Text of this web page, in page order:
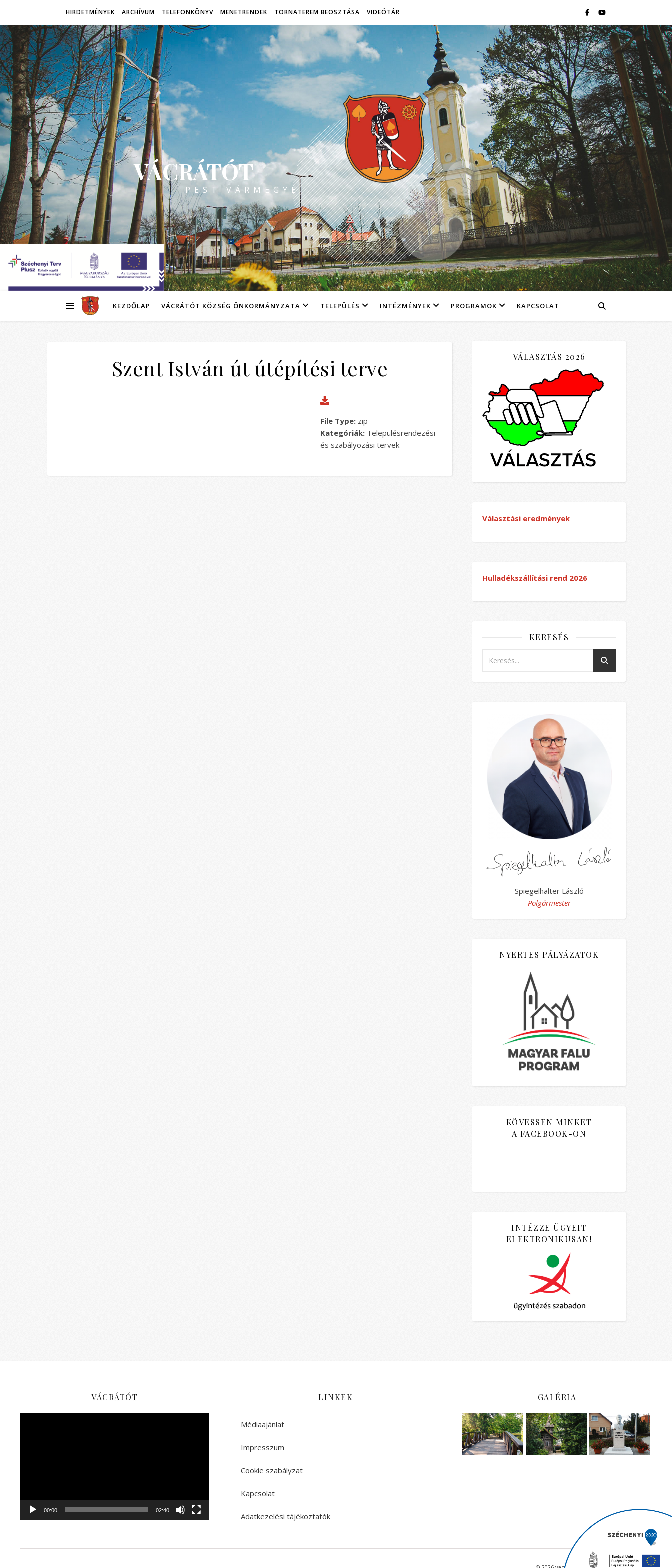
HIRDETMÉNYEK ARCHÍVUM TELEFONKÖNYV MENETRENDEK TORNATEREM BEOSZTÁSA VIDEÓTÁR
VÁCRÁTÓT
PEST VÁRMEGYE
KEZDŐLAP VÁCRÁTÓT KÖZSÉG ÖNKORMÁNYZATA TELEPÜLÉS INTÉZMÉNYEK PROGRAMOK KAPCSOLAT
Szent István út útépítési terve
File Type: zip
Kategóriák:Településrendezési
és szabályozási tervek
VÁLASZTÁS 2026
Választási eredmények
Hulladékszállítási rend 2026
KERESÉS
Spiegelhalter László
Polgármester
NYERTES PÁLYÁZATOK
KÖVESSEN MINKET
A FACEBOOK-ON
INTÉZZE ÜGYEIT
ELEKTRONIKUSAN!
VÁCRÁTÓT
00:00 02:40
LINKEK
Médiaajánlat
Impresszum
Cookie szabályzat
Kapcsolat
Adatkezelési tájékoztatók
GALÉRIA